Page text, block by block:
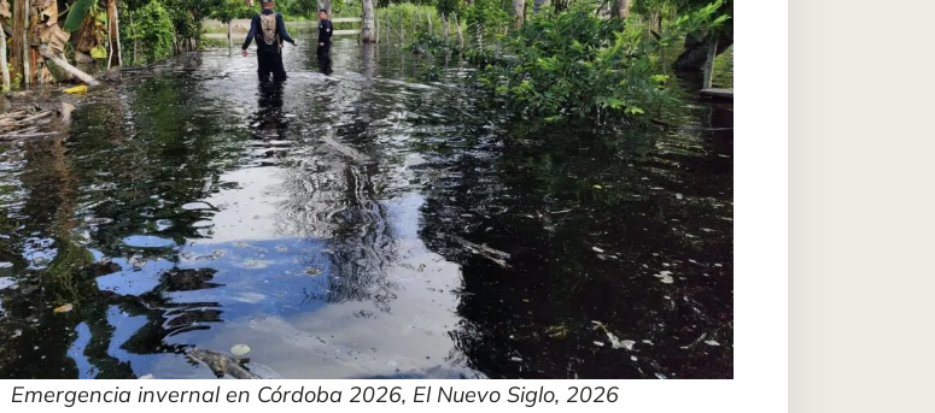
Emergencia invernal en Córdoba 2026, El Nuevo Siglo, 2026